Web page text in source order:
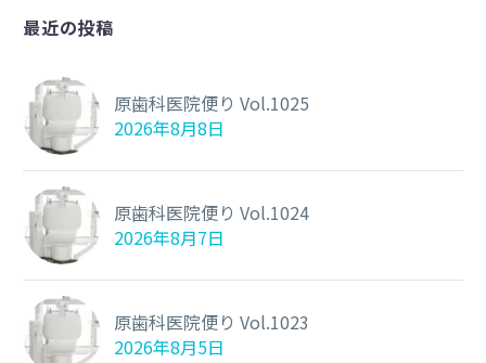
最近の投稿
原歯科医院便り Vol.1025
2026年8月8日
原歯科医院便り Vol.1024
2026年8月7日
原歯科医院便り Vol.1023
2026年8月5日